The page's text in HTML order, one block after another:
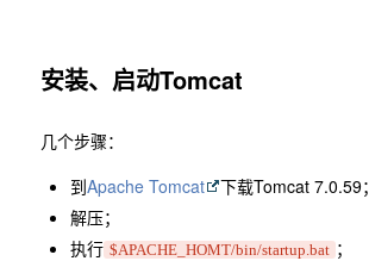
安装、启动Tomcat
几个步骤：
到Apache Tomcat
下载Tomcat 7.0.59；
解压；
执行 $APACHE_HOMT/bin/startup.bat ；